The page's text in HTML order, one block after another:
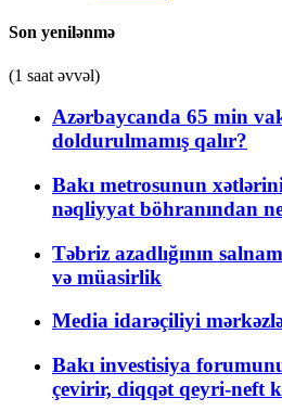
Son yenilənmə
(1 saat əvvəl)
Azərbaycanda 65 min
doldurulmamış qalır?
Bakı metrosunun
nəqliyyat böhranından
Təbriz azadlığının
və müasirlik
Media idarəçiliyi
Bakı investisiya
çevirir, diqqət qeyri-neft